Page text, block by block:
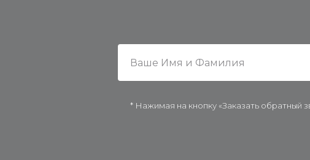
* Нажимая на кнопку «Заказать обратный